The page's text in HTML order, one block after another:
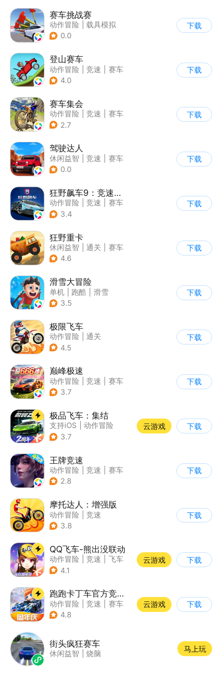
赛车挑战赛
动作冒险
载具模拟
| 汽车
0.0
下载
登山赛车
动作冒险 竞速
赛车
| 卡通
4.0
下载
赛车集会
动作冒险 竞速
赛车
| 写实
2.7
下载
驾驶达人
休闲益智 竞速
赛车
| 漂移
0.0
下载
狂野飙车9：竞速传奇
动作冒险 竞速
赛车
| 狂野飙车
3.4
下载
狂野重卡
休闲益智 通关
赛车
4.6
下载
滑雪大冒险
单机 跑酷
滑雪
| 游道易
3.5
下载
极限飞车
动作冒险
通关
| 摩托车
4.5
下载
巅峰极速
动作冒险 竞速
赛车
| 漂移
3.7
下载
极品飞车：集结
支持iOS
动作冒险
| 竞速
3.7
云游戏 下载
王牌竞速
动作冒险 竞速
赛车
| 漂移
2.8
下载
摩托达人：增强版
动作冒险
竞速
| 摩托车
3.8
下载
QQ飞车-熊出没联动
动作冒险 竞速
飞车
| 漂移
4.1
云游戏 下载
跑跑卡丁车官方竞速版
动作冒险 竞速
赛车
| 跑跑卡丁车
4.8
云游戏 下载
街头疯狂赛车
休闲益智 烧脑
马上玩